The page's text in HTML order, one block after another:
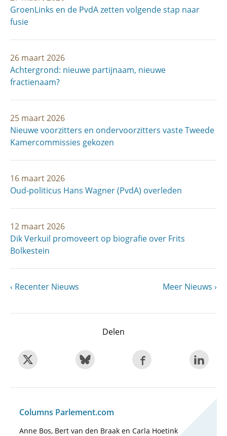
GroenLinks en de PvdA zetten volgende stap naar
fusie
26 maart 2026
Achtergrond: nieuwe partijnaam, nieuwe
fractienaam?
25 maart 2026
Nieuwe voorzitters en ondervoorzitters vaste Tweede
Kamercommissies gekozen
16 maart 2026
Oud-politicus Hans Wagner (PvdA) overleden
12 maart 2026
Dik Verkuil promoveert op biografie over Frits
Bolkestein
Vorige
Recenter Nieuws
Volgende
Meer Nieuws
Delen
Columns Parlement.com
Anne Bos, Bert van den Braak en Carla Hoetink